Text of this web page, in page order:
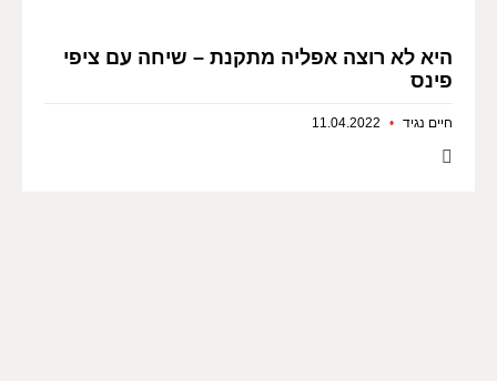
היא לא רוצה אפליה מתקנת – שיחה עם ציפי
פינס
חיים נגיד